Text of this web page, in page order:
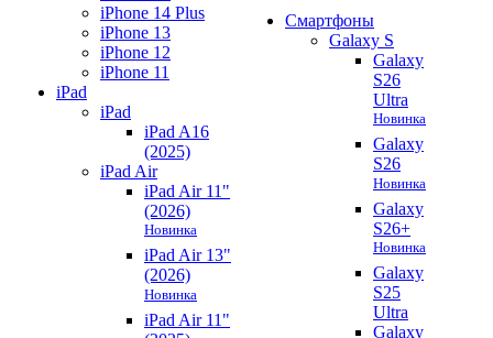
iPhone 14 Plus
iPhone 13
iPhone 12
iPhone 11
iPad
iPad
iPad A16
(2025)
iPad Air
iPad Air 11"
(2026)
Новинка
iPad Air 13"
(2026)
Новинка
iPad Air 11"
Смартфоны
Galaxy S
Galaxy
S26
Ultra
Новинка
Galaxy
S26
Новинка
Galaxy
S26+
Новинка
Galaxy
S25
Ultra
Galaxy